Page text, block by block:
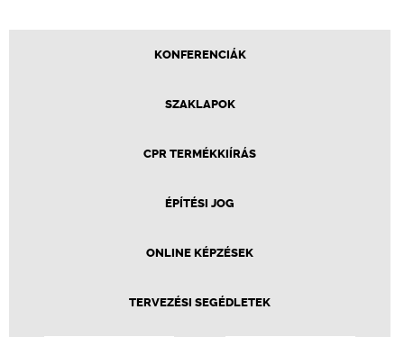
KONFERENCIÁK
SZAKLAPOK
CPR TERMÉKKIÍRÁS
ÉPÍTÉSI JOG
ONLINE KÉPZÉSEK
TERVEZÉSI SEGÉDLETEK